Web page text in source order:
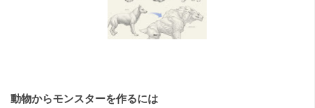
動物からモンスターを作るには